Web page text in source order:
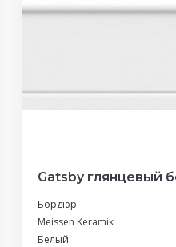
Gatsby глянцевый
Бордюр
Meissen Keramik
Белый